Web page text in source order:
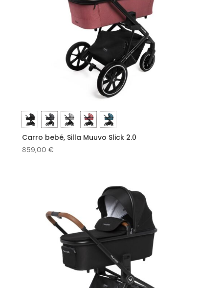
Carro bebé, Silla Muuvo Slick 2.0
859,00 €